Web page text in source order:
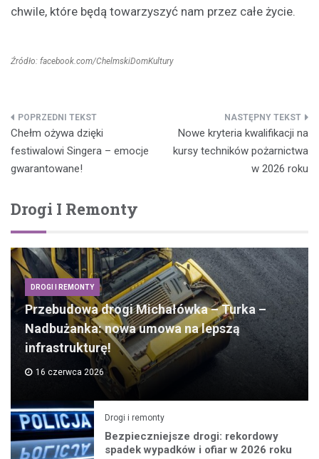
chwile, które będą towarzyszyć nam przez całe życie.
Źródło: facebook.com/ChelmskiDomKultury
Nawigacja
wpisu
Chełm ożywa dzięki
festiwalowi Singera – emocje
gwarantowane!
Nowe kryteria kwalifikacji na
kursy techników pożarnictwa
w 2026 roku
Drogi I Remonty
DROGI I REMONTY
Przebudowa drogi Michałówka – Turka –
Nadbużanka: nowa umowa na lepszą
infrastrukturę!
16 czerwca 2026
Drogi i remonty
Bezpieczniejsze drogi: rekordowy
spadek wypadków i ofiar w 2026 roku